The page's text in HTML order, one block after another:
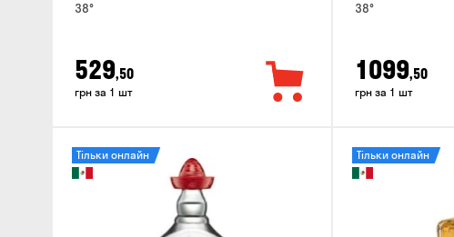
38°
529,50
грн за 1 шт
38°
1099,50
грн за 1 шт
Тільки онлайн Тільки онлайн